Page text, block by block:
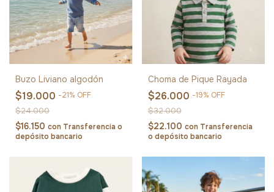
Buzo Liviano algodón
$19.000 -21% OFF
$24.000
$16.150 con Transferencia o
depósito bancario
Choma de Pique Rayada
$26.000 -19% OFF
$32.000
$22.100 con Transferencia
o depósito bancario